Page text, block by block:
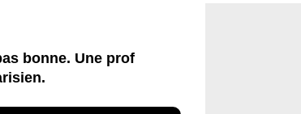
cet article
bonne. Une prof